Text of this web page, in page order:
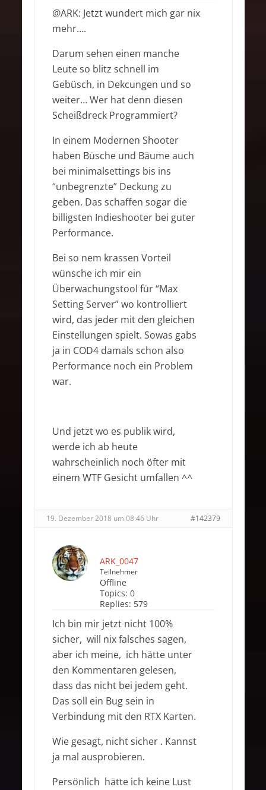
@ARK: Jetzt wundert mich gar nix
mehr….
Darum sehen einen manche
Leute so blitz schnell im
Gebüsch, in Dekcungen und so
weiter… Wer hat denn diesen
Scheißdreck Programmiert?
In einem Modernen Shooter
haben Büsche und Bäume auch
bei minimalsettings bis ins
“unbegrenzte” Deckung zu
geben. Das schaffen sogar die
billigsten Indieshooter bei guter
Performance.
Bei so nem krassen Vorteil
wünsche ich mir ein
Überwachungstool für “Max
Setting Server” wo kontrolliert
wird, das jeder mit den gleichen
Einstellungen spielt. Sowas gabs
ja in COD4 damals schon also
Performance noch ein Problem
war.
Und jetzt wo es publik wird,
werde ich ab heute
wahrscheinlich noch öfter mit
einem WTF Gesicht umfallen ^^
19. Dezember 2018 um 08:46 Uhr #142379
ARK_0047
Teilnehmer
Offline
Topics: 0
Replies: 579
Ich bin mir jetzt nicht 100%
sicher, will nix falsches sagen,
aber ich meine, ich hätte unter
den Kommentaren gelesen,
dass das nicht bei jedem geht.
Das soll ein Bug sein in
Verbindung mit den RTX Karten.
Wie gesagt, nicht sicher . Kannst
ja mal ausprobieren.
Persönlich hätte ich keine Lust